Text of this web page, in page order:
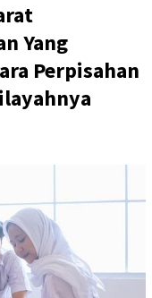
Yang
Perpisahan